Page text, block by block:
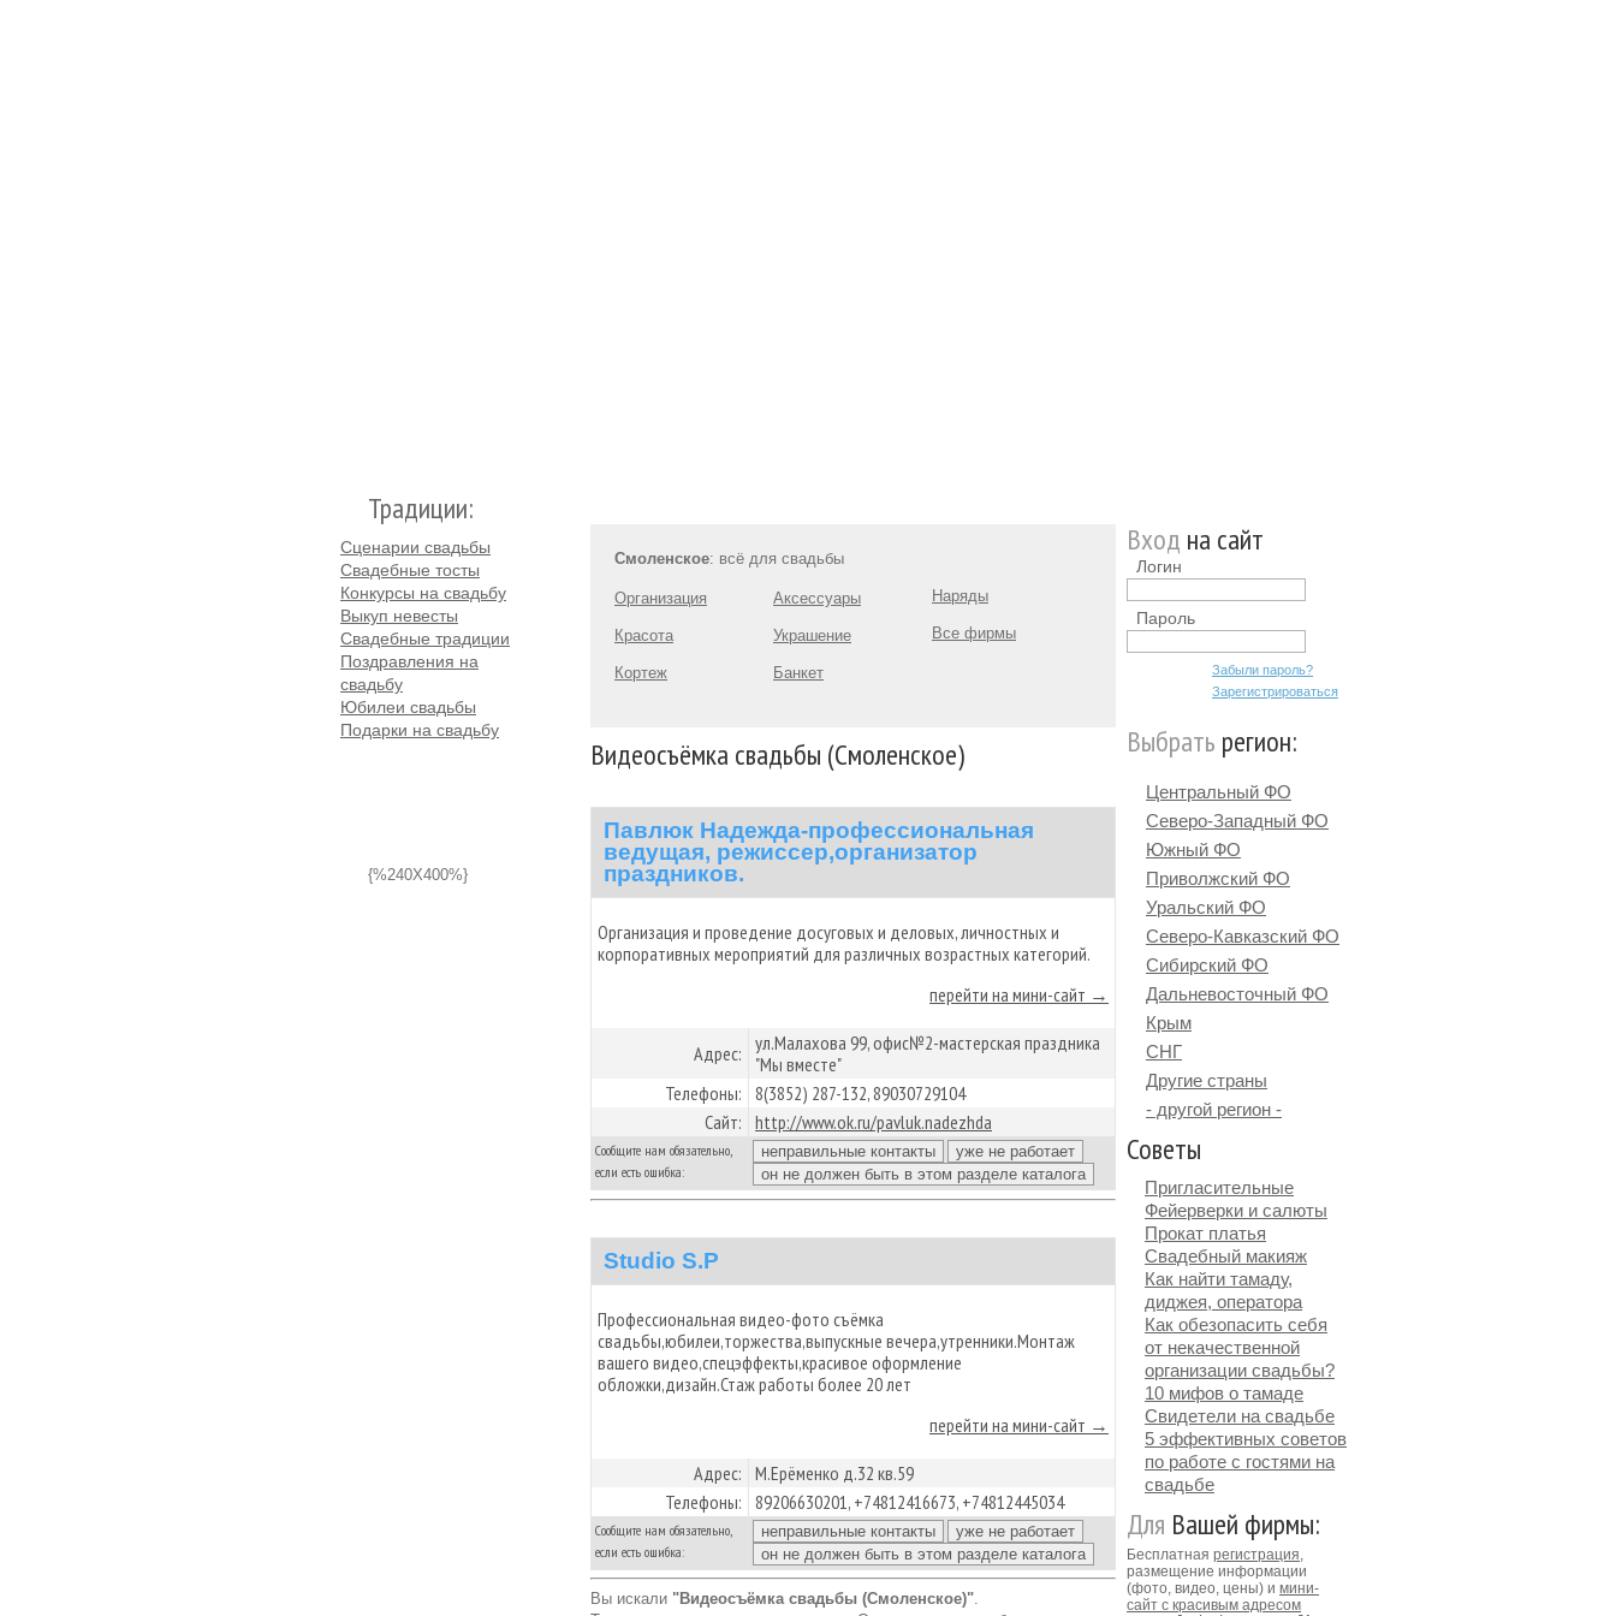
Традиции:
Сценарии свадьбы
Свадебные тосты
Конкурсы на свадьбу
Выкуп невесты
Свадебные традиции
Поздравления на
свадьбу
Юбилеи свадьбы
Подарки на свадьбу
{%240X400%}
Смоленское: всё для свадьбы
Организация
Красота
Кортеж
Аксессуары
Украшение
Банкет
Наряды
Все фирмы
Видеосъёмка свадьбы (Смоленское)
Павлюк Надежда-профессиональная
ведущая, режиссер,организатор
праздников.
Организация и проведение досуговых и деловых, личностных и
корпоративных мероприятий для различных возрастных категорий.
перейти на мини-сайт →
Адрес: ул.Малахова 99, офис№2-мастерская праздника
"Мы вместе"
Телефоны: 8(3852) 287-132, 89030729104
Сайт: http://www.ok.ru/pavluk.nadezhda
Сообщите нам обязательно,
если есть ошибка:
Studio S.P
Профессиональная видео-фото съёмка
свадьбы,юбилеи,торжества,выпускные вечера,утренники.Монтаж
вашего видео,спецэффекты,красивое оформление
обложки,дизайн.Стаж работы более 20 лет
перейти на мини-сайт →
Адрес: М.Ерёменко д.32 кв.59
Телефоны: 89206630201, +74812416673, +74812445034
Сообщите нам обязательно,
если есть ошибка:
Вы искали "Видеосъёмка свадьбы (Смоленское)"
Вход на сайт
Логин
Пароль
Забыли пароль?
Зарегистрироваться
Выбрать регион:
Центральный ФО
Северо-Западный ФО
Южный ФО
Приволжский ФО
Уральский ФО
Северо-Кавказский ФО
Сибирский ФО
Дальневосточный ФО
Крым
СНГ
Другие страны
- другой регион -
Советы
Пригласительные
Фейерверки и салюты
Прокат платья
Свадебный макияж
Как найти тамаду,
диджея, оператора
Как обезопасить себя
от некачественной
организации свадьбы?
10 мифов о тамаде
Свидетели на свадьбе
5 эффективных советов
по работе с гостями на
свадьбе
Для Вашей фирмы:
Бесплатная регистрация,
размещение информации
(фото, видео, цены) и мини-
сайт с красивым адресом